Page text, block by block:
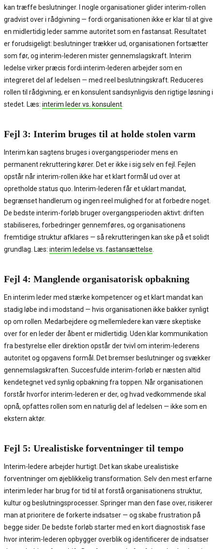
kan træffe beslutninger. I nogle organisationer glider interim-rollen
gradvist over i rådgivning — fordi organisationen ikke er klar til at give
en midlertidig leder samme autoritet som en fastansat. Resultatet
er forudsigeligt: beslutninger trækker ud, organisationen fortsætter
som før, og interim-lederen mister gennemslagskraft. Interim
ledelse virker præcis fordi interim-lederen arbejder som en
integreret del af ledelsen — med reel beslutningskraft. Reduceres
rollen til rådgivning, er en konsulent sandsynligvis den rigtige løsning i
stedet. Læs: interim leder vs. konsulent.
Fejl 3: Interim bruges til at holde stolen varm
Interim kan sagtens bruges i overgangsperioder mens en
permanent rekruttering kører. Det er ikke i sig selv en fejl. Fejlen
opstår når interim-rollen ikke har et klart formål ud over at
opretholde status quo. Interim-lederen får et uklart mandat,
begrænset handlerum og ingen reel mulighed for at forbedre noget.
De bedste interim-forløb bruger overgangsperioden aktivt: driften
stabiliseres, forbedringer gennemføres, og organisationens
fremtidige struktur afklares — så rekrutteringen kan ske på et solidt
grundlag. Læs: interim ledelse vs. fastansættelse.
Fejl 4: Manglende organisatorisk opbakning
En interim leder med stærke kompetencer og et klart mandat kan
stadig løbe ind i modstand — hvis organisationen ikke bakker synligt
op om rollen. Medarbejdere og mellemledere kan være skeptiske
over for en leder der åbent er midlertidig. Uden klar kommunikation
fra bestyrelse eller direktion opstår der tvivl om interim-lederens
autoritet og opgavens formål. Det bremser beslutninger og svækker
gennemslagskraften. Succesfulde interim-forløb er næsten altid
kendetegnet ved synlig opbakning fra toppen. Når organisationen
forstår hvorfor interim-lederen er der, og hvad vedkommende skal
opnå, opfattes rollen som en naturlig del af ledelsen — ikke som en
ekstern aktør.
Fejl 5: Urealistiske forventninger til tempo
Interim-ledere arbejder hurtigt. Det kan skabe urealistiske
forventninger om øjeblikkelig transformation. Selv den mest erfarne
interim leder har brug for tid til at forstå organisationens struktur,
kultur og beslutningsprocesser. Springer man den fase over, risikerer
man at prioritere de forkerte indsatser — og skabe frustration på
begge sider. De bedste forløb starter med en kort diagnostisk fase
hvor interim-lederen opbygger overblik og identificerer de indsatser